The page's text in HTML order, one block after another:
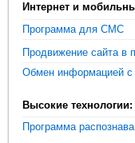
Интернет и
Программа для СМС
Продвижение сайта в
Обмен информацией с
Высокие технологии:
Программа